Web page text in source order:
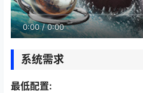
0:00/0:00
系统需求
最低配置: